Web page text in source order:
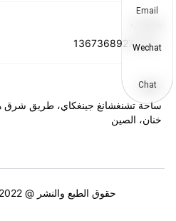
+86 13673689272
عنوان
خنان، الصين
حقوق الطبع والنشر @ 2022 Shuliy Machinery
Email
Wechat
Chat